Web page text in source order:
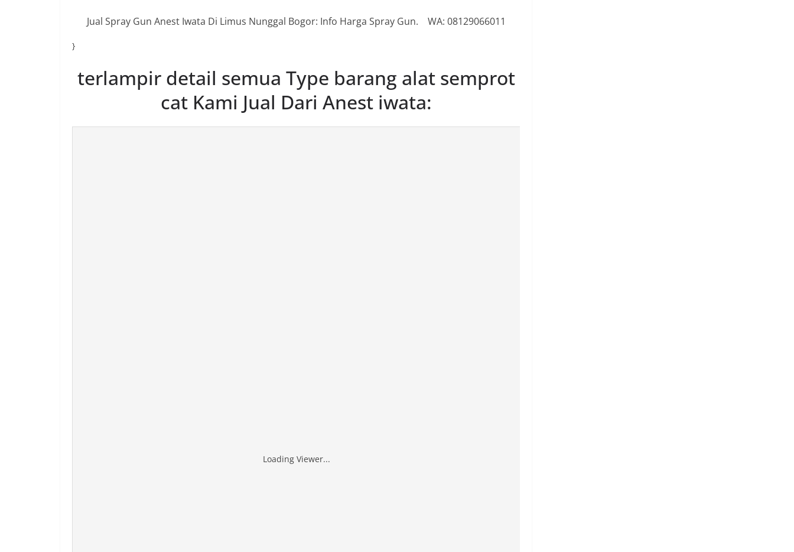
Jual Spray Gun Anest Iwata Di Limus Nunggal Bogor: Info Harga Spray Gun. WA: 08129066011
}
terlampir detail semua Type barang alat semprot
cat Kami Jual Dari Anest iwata:
Loading Viewer...